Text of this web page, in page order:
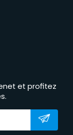
et profitez